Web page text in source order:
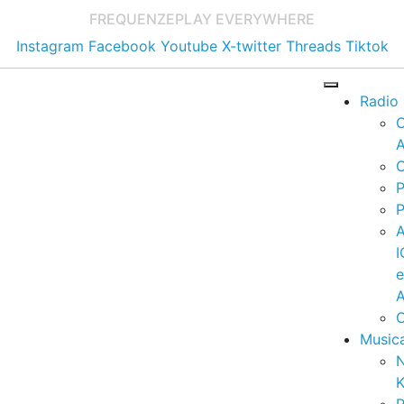
FREQUENZEPLAY EVERYWHERE
Instagram Facebook Youtube X-twitter Threads Tiktok
Radio
e